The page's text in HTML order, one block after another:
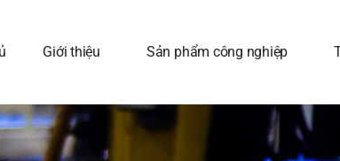
Giới thiệu Sản phẩm công nghiệp